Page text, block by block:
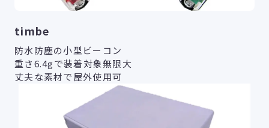
timbe
防水防塵の小型ビーコン
重さ6.4gで装着対象無限大
丈夫な素材で屋外使用可